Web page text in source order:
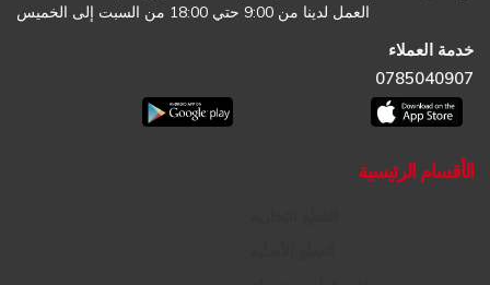
العمل لدينا من 9:00 حتي 18:00 من السبت إلى الخميس
خدمة العملاء
0785040907
الأقسام الرئيسية